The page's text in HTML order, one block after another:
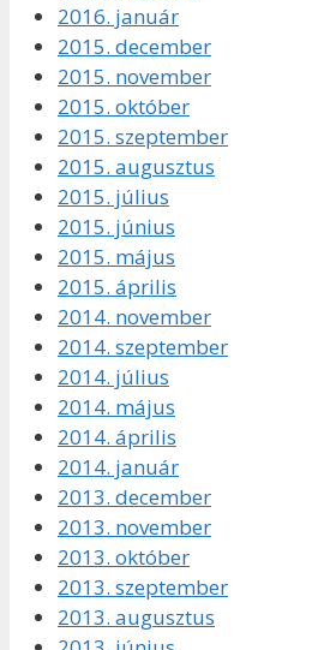
2016. január
2015. december
2015. november
2015. október
2015. szeptember
2015. augusztus
2015. július
2015. június
2015. május
2015. április
2014. november
2014. szeptember
2014. július
2014. május
2014. április
2014. január
2013. december
2013. november
2013. október
2013. szeptember
2013. augusztus